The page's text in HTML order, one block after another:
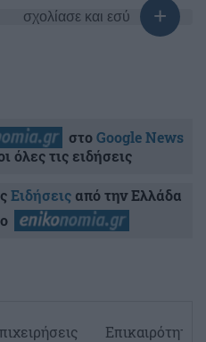
σχολίασε και εσύ
στοGoogle News
όλες τις ειδήσεις
Ειδήσειςαπό την Ελλάδα
Επικαιρότητα